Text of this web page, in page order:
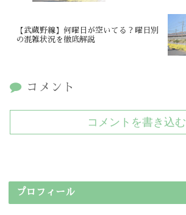
【武蔵野線】何曜日が空いてる？曜日別
の混雑状況を徹底解説
コメント
コメントを書き込む
プロフィール